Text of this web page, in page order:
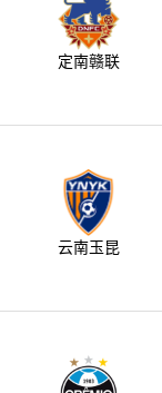
定南赣联
云南玉昆